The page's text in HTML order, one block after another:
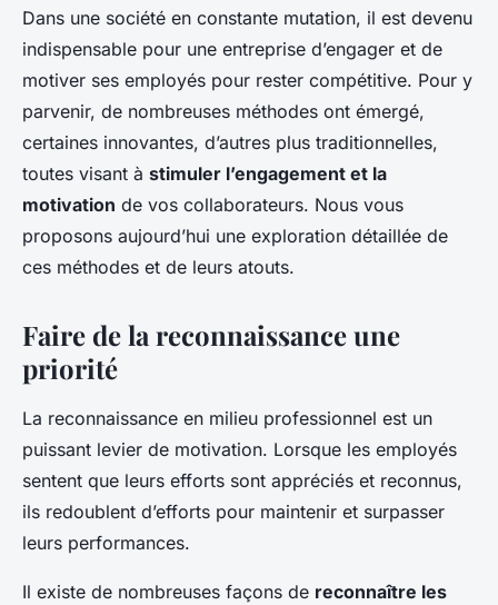
comment favoriser
l'engagement et la motivation
de vos employés
cyrille•6 novembre 2023•5 min de lecture
Dans une société en constante mutation, il est devenu
indispensable pour une entreprise d’engager et de
motiver ses employés pour rester compétitive. Pour y
parvenir, de nombreuses méthodes ont émergé,
certaines innovantes, d’autres plus traditionnelles,
toutes visant à stimuler l’engagement et la
motivation de vos collaborateurs. Nous vous
proposons aujourd’hui une exploration détaillée de
ces méthodes et de leurs atouts.
Faire de la reconnaissance une
priorité
La reconnaissance en milieu professionnel est un
puissant levier de motivation. Lorsque les employés
sentent que leurs efforts sont appréciés et reconnus,
ils redoublent d’efforts pour maintenir et surpasser
leurs performances.
Il existe de nombreuses façons de reconnaître les